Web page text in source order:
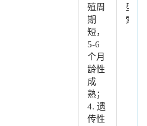
殖周
期
短，
5-6
个月
龄性
成
熟；
4. 遗
传性
型探
索